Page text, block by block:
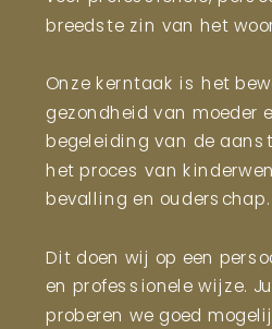
breedste zin van het
Onze kerntaak is het
gezondheid van moeder
begeleiding van de
het proces van
bevalling en ouderschap.
Dit doen wij op een
en professionele wijze.
proberen we goed